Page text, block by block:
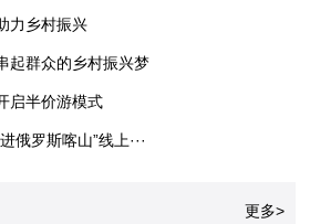
力乡村振兴
起群众的乡村振兴梦
启半价游模式
俄罗斯喀山”线上···
更多>